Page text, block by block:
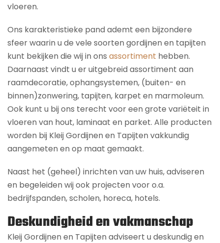
vloeren.
Ons karakteristieke pand ademt een bijzondere
sfeer waarin u de vele soorten gordijnen en tapijten
kunt bekijken die wij in ons assortiment hebben.
Daarnaast vindt u er uitgebreid assortiment aan
raamdecoratie, ophangsystemen, (buiten- en
binnen)zonwering, tapijten, karpet en marmoleum.
Ook kunt u bij ons terecht voor een grote variëteit in
vloeren van hout, laminaat en parket. Alle producten
worden bij Kleij Gordijnen en Tapijten vakkundig
aangemeten en op maat gemaakt.
Naast het (geheel) inrichten van uw huis, adviseren
en begeleiden wij ook projecten voor o.a.
bedrijfspanden, scholen, horeca, hotels.
Deskundigheid en vakmanschap
Kleij Gordijnen en Tapijten adviseert u deskundig en